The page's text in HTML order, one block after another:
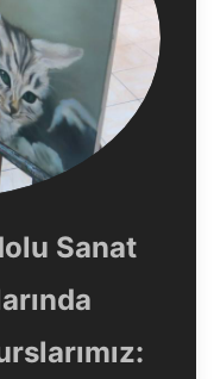
Sanat